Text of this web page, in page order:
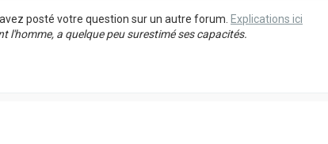
avez posté votre question sur un autre forum. Explications ici
l'homme, a quelque peu surestimé ses capacités.